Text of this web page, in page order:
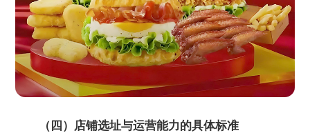
（四）店铺选址与运营能力的具体标准